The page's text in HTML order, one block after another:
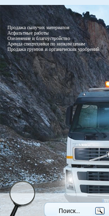
Продажа сыпучих материалов
Асфальтные работы
Озеленение и благоустройство
Аренда спецтехники по низким ценам
Продажа грунтов и органических удобрений